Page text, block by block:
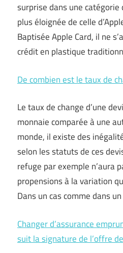
surprise dans une
plus éloignée de celle
Baptisée Apple Card, il ne
crédit en plastique
De combien est le taux de
Le taux de change d’une
monnaie comparée à une
monde, il existe des
selon les statuts de ces
refuge par exemple n’aura
propensions à la variation
Dans un cas comme dans
Changer d’assurance
suit la signature de l’offre